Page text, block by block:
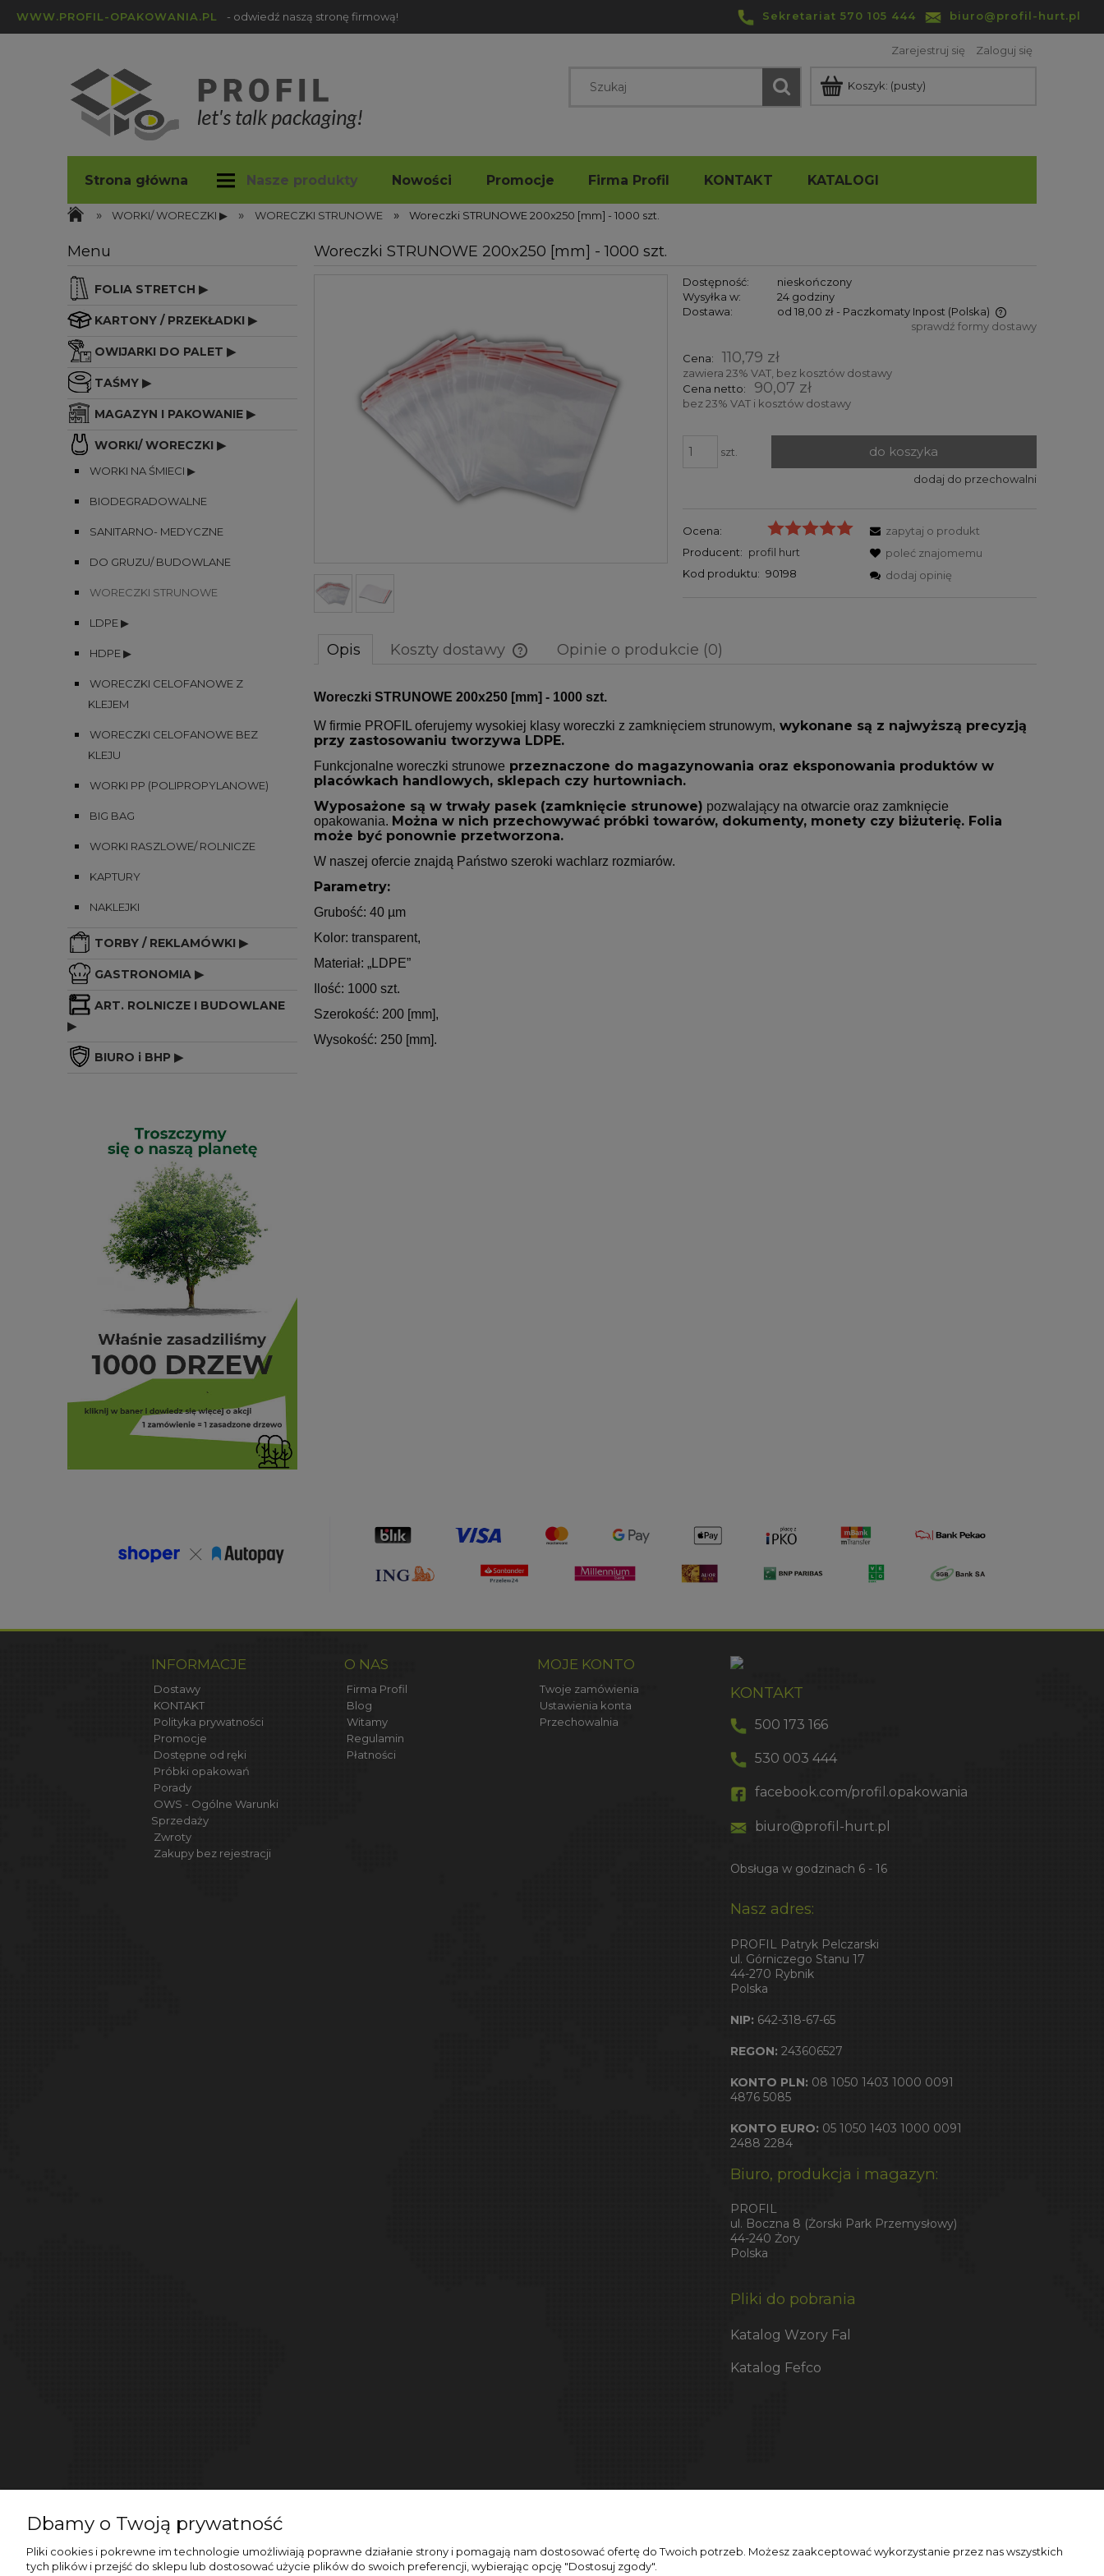
WWW.PROFIL-OPAKOWANIA.PL - odwiedź naszą stronę firmową! Sekretariat 570 105 444 biuro@profil-hurt.pl
Zarejestruj się Zaloguj się
Koszyk: (pusty)
Strona główna Nasze produkty Nowości Promocje Firma Profil KONTAKT KATALOGI
profil-opakowania.pl Blog
» WORKI/ WORECZKI ▶ » WORECZKI STRUNOWE » Woreczki STRUNOWE 200x250 [mm] - 1000 szt.
Menu
FOLIA STRETCH ▶
KARTONY / PRZEKŁADKI ▶
OWIJARKI DO PALET ▶
TAŚMY ▶
MAGAZYN I PAKOWANIE ▶
WORKI/ WORECZKI ▶
WORKI NA ŚMIECI ▶
BIODEGRADOWALNE
SANITARNO- MEDYCZNE
DO GRUZU/ BUDOWLANE
WORECZKI STRUNOWE
LDPE ▶
HDPE ▶
WORECZKI CELOFANOWE Z
KLEJEM
WORECZKI CELOFANOWE BEZ
KLEJU
WORKI PP (POLIPROPYLANOWE)
BIG BAG
WORKI RASZLOWE/ ROLNICZE
KAPTURY
NAKLEJKI
TORBY / REKLAMÓWKI ▶
GASTRONOMIA ▶
ART. ROLNICZE I BUDOWLANE
▶
BIURO i BHP ▶
Woreczki STRUNOWE 200x250 [mm] - 1000 szt.
Dostępność:
nieskończony
Wysyłka w:
24 godziny
Dostawa:
od 18,00 zł - Paczkomaty Inpost (Polska)
sprawdź formy dostawy
Cena: 110,79 zł
zawiera 23% VAT, bez kosztów dostawy
Cena netto:
90,07 zł
bez 23% VAT i kosztów dostawy
szt. do koszyka
dodaj do przechowalni
Ocena:
Producent: profil hurt
Kod produktu: 90198
zapytaj o produkt
poleć znajomemu
dodaj opinię
Opis Koszty dostawy
Cena nie zawiera ewentualnych
kosztów płatności
Opinie o produkcie (0)
Woreczki STRUNOWE 200x250 [mm] - 1000 szt.
W firmie PROFIL oferujemy wysokiej klasy woreczki z zamknięciem strunowym, wykonane są z najwyższą precyzją
przy zastosowaniu tworzywa LDPE.
Funkcjonalne woreczki strunowe przeznaczone do magazynowania oraz eksponowania produktów w
placówkach handlowych, sklepach czy hurtowniach.
Wyposażone są w trwały pasek (zamknięcie strunowe) pozwalający na otwarcie oraz zamknięcie
opakowania. Można w nich przechowywać próbki towarów, dokumenty, monety czy biżuterię. Folia
może być ponownie przetworzona.
W naszej ofercie znajdą Państwo szeroki wachlarz rozmiarów.
Parametry:
Grubość: 40 µm
Kolor: transparent,
Materiał: „LDPE”
Ilość: 1000 szt.
Szerokość: 200 [mm],
Wysokość: 250 [mm].
INFORMACJE
Dostawy
KONTAKT
Polityka prywatności
Promocje
Dostępne od ręki
Próbki opakowań
Porady
OWS - Ogólne Warunki
Sprzedaży
Zwroty
Zakupy bez rejestracji
O NAS
Firma Profil
Blog
Witamy
Regulamin
Płatności
MOJE KONTO
Twoje zamówienia
Ustawienia konta
Przechowalnia
KONTAKT
500 173 166
530 003 444
facebook.com/profil.opakowania
biuro@profil-hurt.pl
Obsługa w godzinach 6 - 16
Nasz adres:
PROFIL Patryk Pelczarski
ul. Górniczego Stanu 17
44-270 Rybnik
Polska
NIP: 642-318-67-65
REGON: 243606527
KONTO PLN: 08 1050 1403 1000 0091
4876 5085
KONTO EURO: 05 1050 1403 1000 0091
2488 2284
Biuro, produkcja i magazyn:
PROFIL
ul. Boczna 8 (Żorski Park Przemysłowy)
44-240 Żory
Polska
Pliki do pobrania
Katalog Wzory Fal
Katalog Fefco
Dbamy o Twoją prywatność
Pliki cookies i pokrewne im technologie umożliwiają poprawne działanie strony i pomagają nam dostosować ofertę do Twoich potrzeb. Możesz zaakceptować wykorzystanie przez nas wszystkich
tych plików i przejść do sklepu lub dostosować użycie plików do swoich preferencji, wybierając opcję "Dostosuj zgody".